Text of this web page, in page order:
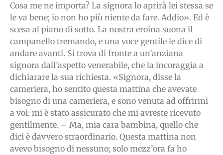
Cosa me ne importa? La signora lo aprirà lei stessa se
le va bene; io non ho più niente da fare. Addio». Ed è
scesa al piano di sotto. La nostra eroina suona il
campanello tremando, e una voce gentile le dice di
andare avanti. Si trova di fronte a un’anziana
signora dall’aspetto venerabile, che la incoraggia a
dichiarare la sua richiesta. «Signora, disse la
cameriera, ho sentito questa mattina che avevate
bisogno di una cameriera, e sono venuta ad offrirmi
a voi: mi è stato assicurato che mi avreste ricevuto
gentilmente. – Ma, mia cara bambina, quello che
dici è davvero straordinario. Questa mattina non
avevo bisogno di nessuno; solo mezz’ora fa ho